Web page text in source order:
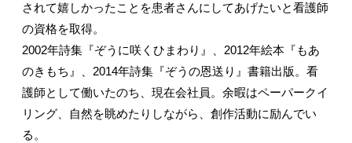
されて嬉しかったことを患者さんにしてあげたいと看護師
の資格を取得。
2002年詩集『ぞうに咲くひまわり』、2012年絵本『もあ
のきもち』、2014年詩集『ぞうの恩送り』書籍出版。看
護師として働いたのち、現在会社員。余暇はペーパークイ
リング、自然を眺めたりしながら、創作活動に励んでい
る。